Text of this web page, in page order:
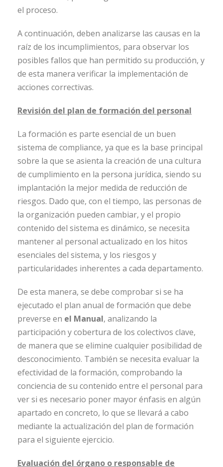
el proceso.
A continuación, deben analizarse las causas en la
raíz de los incumplimientos, para observar los
posibles fallos que han permitido su producción, y
de esta manera verificar la implementación de
acciones correctivas.
Revisión del plan de formación del personal
La formación es parte esencial de un buen
sistema de compliance, ya que es la base principal
sobre la que se asienta la creación de una cultura
de cumplimiento en la persona jurídica, siendo su
implantación la mejor medida de reducción de
riesgos. Dado que, con el tiempo, las personas de
la organización pueden cambiar, y el propio
contenido del sistema es dinámico, se necesita
mantener al personal actualizado en los hitos
esenciales del sistema, y los riesgos y
particularidades inherentes a cada departamento.
De esta manera, se debe comprobar si se ha
ejecutado el plan anual de formación que debe
preverse en el Manual, analizando la
participación y cobertura de los colectivos clave,
de manera que se elimine cualquier posibilidad de
desconocimiento. También se necesita evaluar la
efectividad de la formación, comprobando la
conciencia de su contenido entre el personal para
ver si es necesario poner mayor énfasis en algún
apartado en concreto, lo que se llevará a cabo
mediante la actualización del plan de formación
para el siguiente ejercicio.
Evaluación del órgano o responsable de